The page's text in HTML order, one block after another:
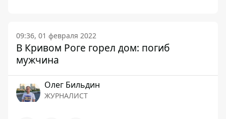
09:36, 01 февраля 2022
В Кривом Роге горел дом: погиб
мужчина
Олег Бильдин
ЖУРНАЛИСТ